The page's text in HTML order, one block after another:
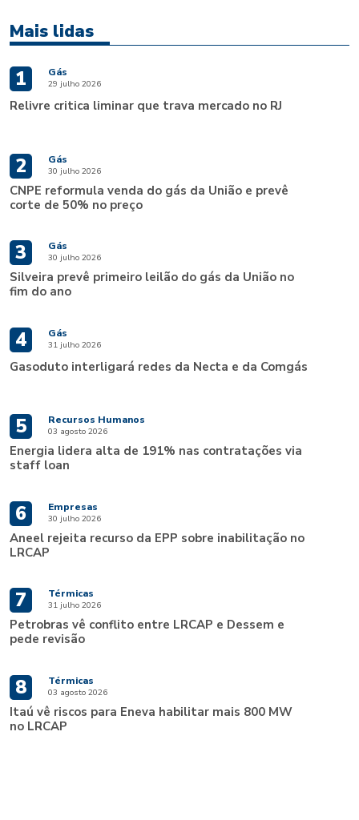
Mais lidas
1 Gás
29 julho 2026
Relivre critica liminar que trava mercado no RJ
2 Gás
30 julho 2026
CNPE reformula venda do gás da União e prevê
corte de 50% no preço
3 Gás
30 julho 2026
Silveira prevê primeiro leilão do gás da União no
fim do ano
4 Gás
31 julho 2026
Gasoduto interligará redes da Necta e da Comgás
5 Recursos Humanos
03 agosto 2026
Energia lidera alta de 191% nas contratações via
staff loan
6 Empresas
30 julho 2026
Aneel rejeita recurso da EPP sobre inabilitação no
LRCAP
7 Térmicas
31 julho 2026
Petrobras vê conflito entre LRCAP e Dessem e
pede revisão
8 Térmicas
03 agosto 2026
Itaú vê riscos para Eneva habilitar mais 800 MW
no LRCAP